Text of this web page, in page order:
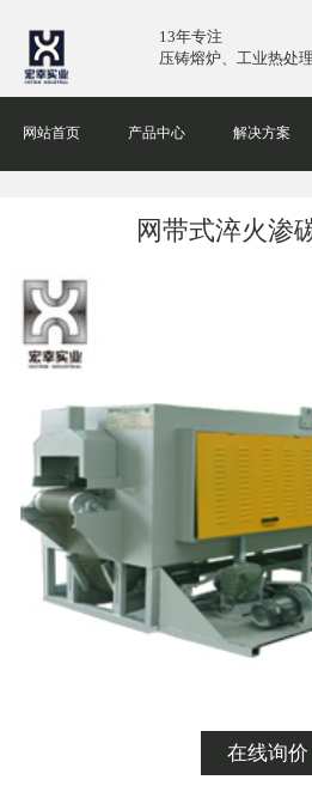
13年专注
压铸熔炉、工业热处
网站首页 产品中心 解决方案
网带式淬火渗
在线询价